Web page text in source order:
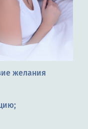
желания